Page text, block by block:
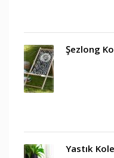
Şezlong
Yastık